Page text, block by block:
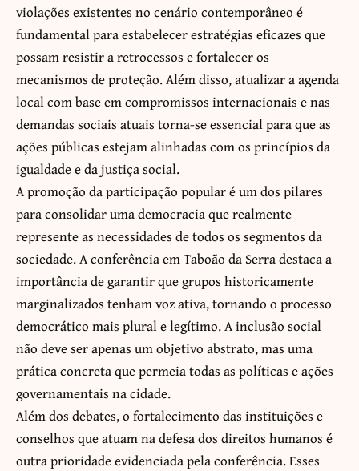
violações existentes no cenário contemporâneo é
fundamental para estabelecer estratégias eficazes que
possam resistir a retrocessos e fortalecer os
mecanismos de proteção. Além disso, atualizar a agenda
local com base em compromissos internacionais e nas
demandas sociais atuais torna-se essencial para que as
ações públicas estejam alinhadas com os princípios da
igualdade e da justiça social.
A promoção da participação popular é um dos pilares
para consolidar uma democracia que realmente
represente as necessidades de todos os segmentos da
sociedade. A conferência em Taboão da Serra destaca a
importância de garantir que grupos historicamente
marginalizados tenham voz ativa, tornando o processo
democrático mais plural e legítimo. A inclusão social
não deve ser apenas um objetivo abstrato, mas uma
prática concreta que permeia todas as políticas e ações
governamentais na cidade.
Além dos debates, o fortalecimento das instituições e
conselhos que atuam na defesa dos direitos humanos é
outra prioridade evidenciada pela conferência. Esses